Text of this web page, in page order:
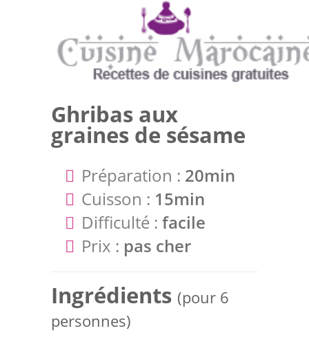
Ghribas aux
graines de sésame
Préparation : 20min
Cuisson : 15min
Difficulté : facile
Prix : pas cher
Ingrédients (pour 6
personnes)